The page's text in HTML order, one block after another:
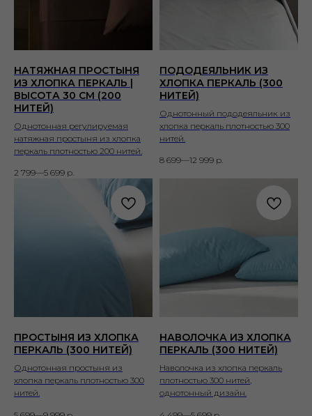
НАТЯЖНАЯ ПРОСТЫНЯ
ИЗ ХЛОПКА ПЕРКАЛЬ |
ВЫСОТА 30 СМ (200
НИТЕЙ)
Однотонная регулируемая
натяжная простыня из хлопка
перкаль плотностью 200 нитей.
2 799—5 699 р.
ПОДОДЕЯЛЬНИК ИЗ
ХЛОПКА ПЕРКАЛЬ (300
НИТЕЙ)
Однотонный пододеяльник из
хлопка перкаль плотностью 300
нитей.
8 699—12 999 р.
ПРОСТЫНЯ ИЗ ХЛОПКА
ПЕРКАЛЬ (300 НИТЕЙ)
Однотонная простыня из
хлопка перкаль плотностью 300
нитей.
НАВОЛОЧКА ИЗ ХЛОПКА
ПЕРКАЛЬ (300 НИТЕЙ)
Наволочка из хлопка перкаль
плотностью 300 нитей,
однотонный дизайн.